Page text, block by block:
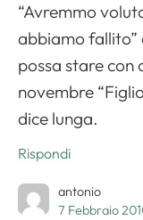
“Avremmo
abbiamo fallito”
possa stare con
novembre
dice lunga.
Rispondi
antonio
7 Febbraio